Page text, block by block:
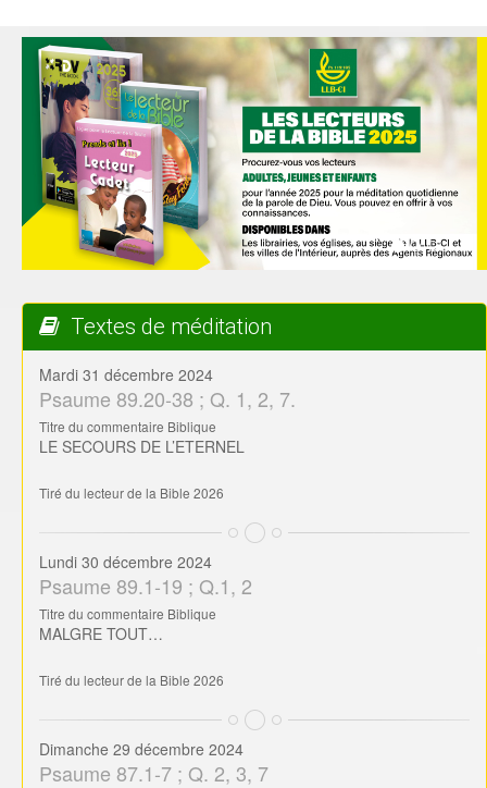
Textes de méditation
Mardi 31 décembre 2024
Psaume 89.20-38 ; Q. 1, 2, 7.
Titre du commentaire Biblique
LE SECOURS DE L’ETERNEL
Tiré du lecteur de la Bible 2026
Lundi 30 décembre 2024
Psaume 89.1-19 ; Q.1, 2
Titre du commentaire Biblique
MALGRE TOUT…
Tiré du lecteur de la Bible 2026
Dimanche 29 décembre 2024
Psaume 87.1-7 ; Q. 2, 3, 7